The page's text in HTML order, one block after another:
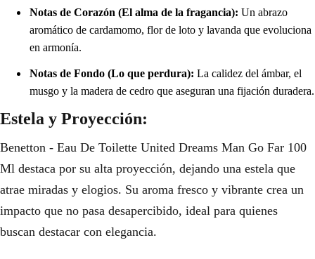
Notas de Corazón (El alma de la fragancia): Un abrazo
aromático de cardamomo, flor de loto y lavanda que evoluciona
en armonía.
Notas de Fondo (Lo que perdura): La calidez del ámbar, el
musgo y la madera de cedro que aseguran una fijación duradera.
Estela y Proyección:
Benetton - Eau De Toilette United Dreams Man Go Far 100
Ml destaca por su alta proyección, dejando una estela que
atrae miradas y elogios. Su aroma fresco y vibrante crea un
impacto que no pasa desapercibido, ideal para quienes
buscan destacar con elegancia.